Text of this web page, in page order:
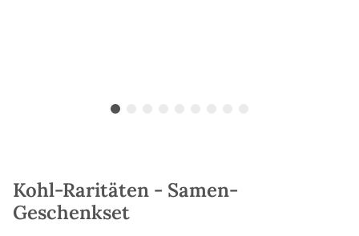
Kohl-Raritäten - Samen-
Geschenkset